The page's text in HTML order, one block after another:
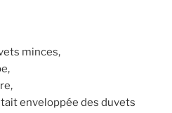
minces,
enveloppée des duvets